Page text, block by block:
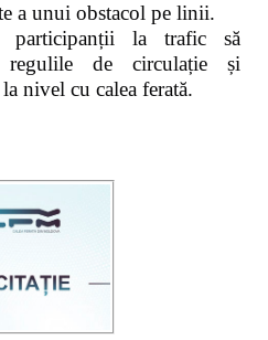
a unui obstacol pe linii.
participanții la trafic să
regulile de circulație și
nivel cu calea ferată.